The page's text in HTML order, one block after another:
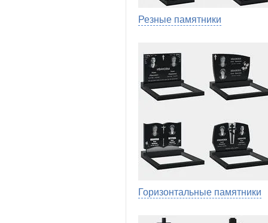
Резные памятники
Горизонтальные памятники